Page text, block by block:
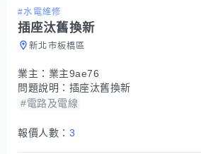
#水電維修
插座汰舊換新
新北市板橋區
業主： 業主9ae76
問題說明： 插座汰舊換新
#電路及電線
報價人數： 3